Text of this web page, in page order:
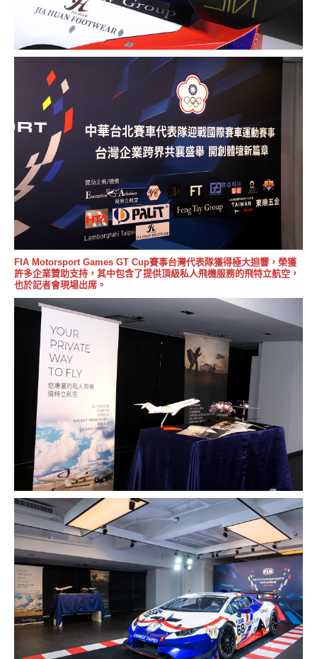
FIA Motorsport Games GT Cup賽事台灣代表隊獲得極大迴響，榮獲
許多企業贊助支持，其中包含了提供頂級私人飛機服務的飛特立航空，
也於記者會現場出席。